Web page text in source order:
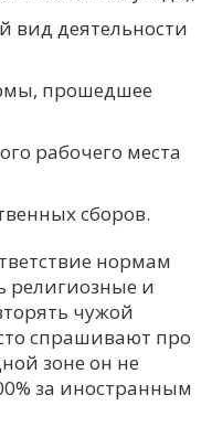
деятельности
прошедшее
рабочего места
сборов.
нормам
религиозные и
чужой
спрашивают про
зоне он не
за иностранным